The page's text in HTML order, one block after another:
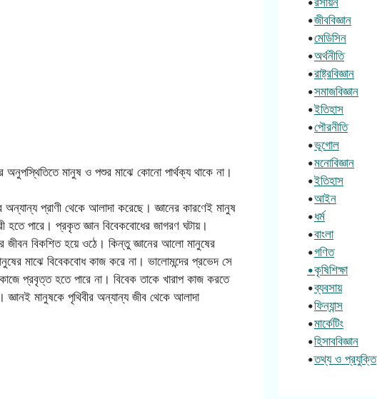
মানুষ ও পশুর মাঝে কোনো পার্থক্য থাকে না।
প্রাণী থেকে আলাদা করেছে। জ্ঞানের কারণেই মানুষ
হতে পারে। প্রকৃত জ্ঞান বিবেকবোধের জাগরণ ঘটায়।
বিকশিত হয়ে ওঠে। কিন্তু জ্ঞানের আলো মানুষের
মাঝে বিবেকবোধ কাজ করে না। ভালোমন্দের প্রভেদ সে
প্রবৃত্ত হতে পারে না। বিবেক তাকে খারাপ কাজ করতে
জ্ঞানই মানুষকে পৃথিবীর অন্যান্য জীব থেকে আলাদা
•জীববিজ্ঞান
•মেডিসিন
•অর্থনীতি
•রাষ্ট্রবিজ্ঞান
•সমাজবিজ্ঞান
•ইতিহাস
•পৌরনীতি
•ভূগোল
•মনোবিজ্ঞান
•ইতিহাস
•আইন
•ধর্ম
•বাংলা
•গণিত
•কৃষিশিক্ষা
•ব্যবসায়
•ফিন্যান্স
•মার্কেটিং
•হিসাববিজ্ঞান
•তথ্য ও প্রযুক্তি